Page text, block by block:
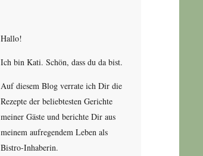
Hallo!
Ich bin Kati. Schön, dass du da bist.
Auf diesem Blog verrate ich Dir die
Rezepte der beliebtesten Gerichte
meiner Gäste und berichte Dir aus
meinem aufregendem Leben als
Bistro-Inhaberin.